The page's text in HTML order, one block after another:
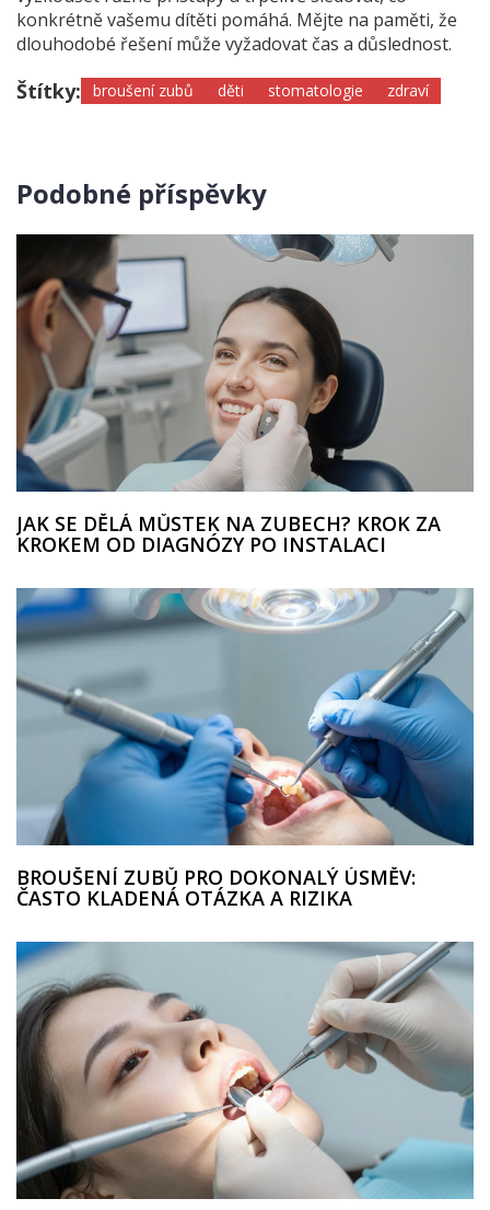
konkrétně vašemu dítěti pomáhá. Mějte na paměti, že
dlouhodobé řešení může vyžadovat čas a důslednost.
Štítky: broušení zubů děti stomatologie zdraví
Podobné příspěvky
JAK SE DĚLÁ MŮSTEK NA ZUBECH? KROK ZA
KROKEM OD DIAGNÓZY PO INSTALACI
BROUŠENÍ ZUBŮ PRO DOKONALÝ ÚSMĚV:
ČASTO KLADENÁ OTÁZKA A RIZIKA